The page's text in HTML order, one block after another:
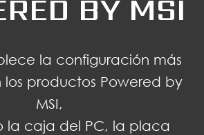
BY MSI
la configuración más
productos Powered by
MSI,
la caja del PC, la placa